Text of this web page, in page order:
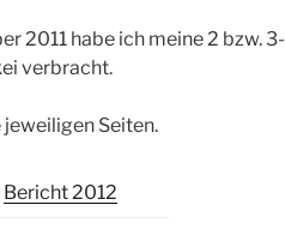
2011 habe ich meine 2 bzw. 3-
verbracht.
Seiten.
Bericht 2012